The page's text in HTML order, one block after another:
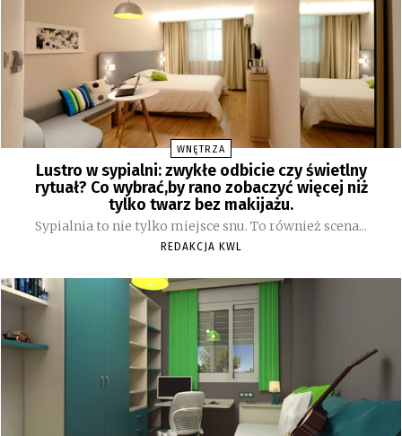
WNĘTRZA
Lustro w sypialni: zwykłe odbicie czy świetlny
rytuał? Co wybrać,by rano zobaczyć więcej niż
tylko twarz bez makijażu.
Sypialnia to nie tylko miejsce snu. To również scena...
REDAKCJA KWL